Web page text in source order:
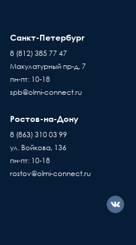
Санкт-Петербург
8 (812) 385 77 47
Макулатурный пр-д, 7
пн-пт: 10-18
spb@olmi-connect.ru
Ростов-на-Дону
8 (863) 310 03 99
ул. Войкова, 136
пн-пт: 10-18
rostov@olmi-connect.ru